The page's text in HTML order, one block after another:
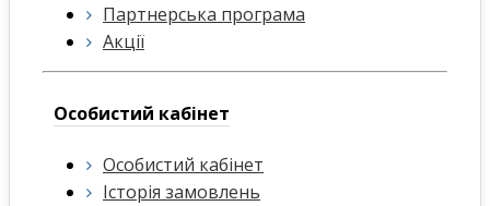
Партнерська програма
Акції
Особистий кабінет
Особистий кабінет
Історія замовлень